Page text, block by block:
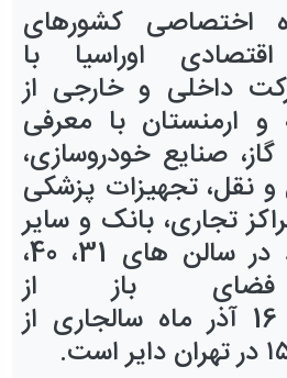
اختصاصی کشورهای
اوراسیا با
داخلی و خارجی از
ارمنستان با معرفی
صنایع خودروسازی،
و نقل، تجهیزات پزشکی
تجاری، بانک و سایر
در سالن های 31، 40،
باز از
16 آذرماه سالجاری از
.